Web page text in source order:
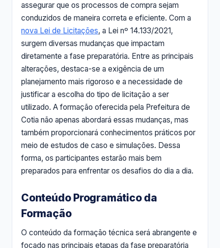
assegurar que os processos de compra sejam
conduzidos de maneira correta e eficiente. Com a
nova Lei de Licitações, a Lei nº 14.133/2021,
surgem diversas mudanças que impactam
diretamente a fase preparatória. Entre as principais
alterações, destaca-se a exigência de um
planejamento mais rigoroso e a necessidade de
justificar a escolha do tipo de licitação a ser
utilizado. A formação oferecida pela Prefeitura de
Cotia não apenas abordará essas mudanças, mas
também proporcionará conhecimentos práticos por
meio de estudos de caso e simulações. Dessa
forma, os participantes estarão mais bem
preparados para enfrentar os desafios do dia a dia.
Conteúdo Programático da
Formação
O conteúdo da formação técnica será abrangente e
focado nas principais etapas da fase preparatória